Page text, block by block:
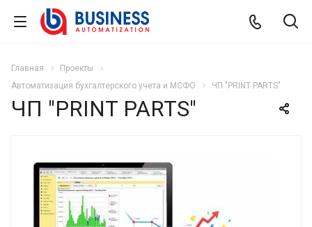
Главная
Проекты
Автоматизация бухгалтерского учета и МСФО
ЧП "PRINT PARTS"
ЧП "PRINT PARTS"